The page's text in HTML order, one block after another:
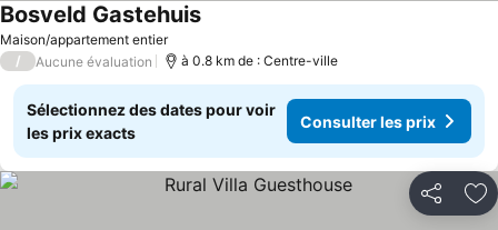
Maison/appartement entier
Bosveld Gastehuis
/ Aucune évaluation à 0.8 km de : Centre-ville
Sélectionnez des dates pour voir
les prix exacts
Consulter les prix
Partager